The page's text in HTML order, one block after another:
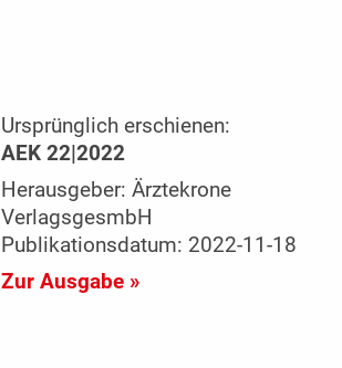
Ursprünglich erschienen:
AEK 22|2022
Herausgeber: Ärztekrone
VerlagsgesmbH
Publikationsdatum: 2022-11-18
Zur Ausgabe »